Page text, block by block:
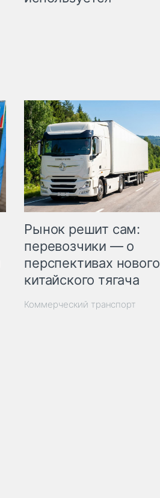
Рынок решит сам:
перевозчики — о
перспективах нового
китайского тягача
Коммерческий транспорт